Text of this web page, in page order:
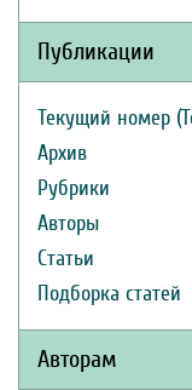
Публикации
Текущий номер
Архив
Рубрики
Авторы
Статьи
Подборка статей
Авторам